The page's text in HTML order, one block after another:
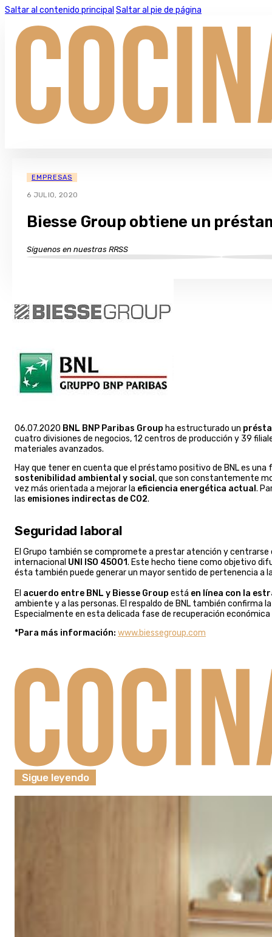
Saltar al contenido principal Saltar al pie de página
EMPRESAS
6 JULIO, 2020
Biesse Group obtiene un
Síguenos en nuestras RRSS
06.07.2020 BNL BNP Paribas Group ha estructurado un
cuatro divisiones de negocios, 12 centros de producción y 39
materiales avanzados.
Hay que tener en cuenta que el préstamo positivo de BNL es
sostenibilidad ambiental y social , que son constantemente
vez más orientada a mejorar la eficiencia energética actual .
las emisiones indirectas de CO2.
Seguridad laboral
El Grupo también se compromete a prestar atención y
internacional UNI ISO 45001. Este hecho tiene como objetivo
ésta también puede generar un mayor sentido de pertenencia a
El acuerdo entre BNL y Biesse Group está en línea con la
ambiente y a las personas. El respaldo de BNL también confirma
Especialmente en esta delicada fase de recuperación económica
*Para más información: www.biessegroup.com
Sigue leyendo